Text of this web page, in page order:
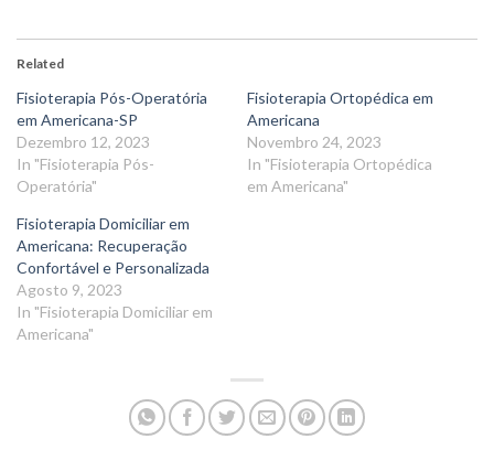
Related
Fisioterapia Pós-Operatória
em Americana-SP
Dezembro 12, 2023
In "Fisioterapia Pós-
Operatória"
Fisioterapia Ortopédica em
Americana
Novembro 24, 2023
In "Fisioterapia Ortopédica
em Americana"
Fisioterapia Domiciliar em
Americana: Recuperação
Confortável e Personalizada
Agosto 9, 2023
In "Fisioterapia Domiciliar em
Americana"